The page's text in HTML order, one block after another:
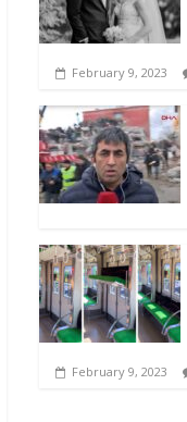
February 9, 2023
February 9, 2023